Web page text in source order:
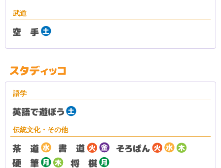
武道
語学
伝統文化・その他